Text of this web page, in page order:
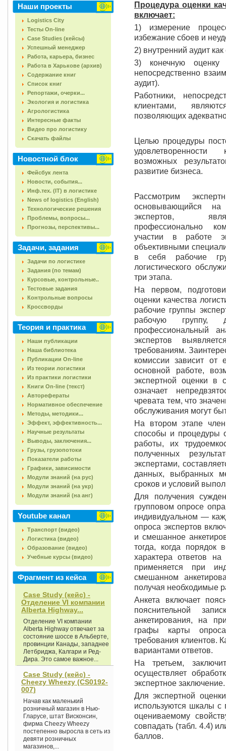
Наши проекты
Logistics City
Тесты On-line
Case Studies (кейсы)
Успешный менеджер
Работа, карьера, бизнес
Работа в Харькове (архив)
Содержание книг
Список книг
Репортажи, очерки...
Экология и логистика
Агрологистика
Интересные факты
Видео про логистику
Скачать файлы
Новостной блок
Фейсбук лента
Новости, события...
Инф.тех. (IT) в логистике
News of logistics (English)
Технологические решения
Проблемы, вопросы...
Прогнозы, перспективы...
Задачи, задания
Задачи по логистике
Задания (по темам)
Курсовые, контрольные..
Тестовые задания
Контрольные вопросы
Кроссворды
Теория и практика
Наши публикации
Наша библиотека
Публикации On-line
Из теории логистики
Из практики логистики
Книги On-line (текст)
Авторефераты
Нормативное обеспечение
Методы, методики...
Эффект, эффективность...
Научные результаты
Выводы, заключения...
Грузы, грузопотоки
Показатели работы
Графики, зависимости
Модули знаний (на рус)
Модули знаний (на укр)
Модули знаний (на анг)
Youtube канал
Транспорт (видео)
Логистика (видео)
Образование (видео)
Учебные курсы (видео)
Фрагмент из кейса
Case Study (кейс) -
Отделение VI компании
Alberta Highway...
Отделение VI компании
Alberta Highway отвечает за
состояние шоссе в Альберте,
провинции Канады, западнее
Летбриджа, Калгари и Ред-
Дира. Это самое важное...
Case Study (кейс) -
Cheezy Wheezy (CS0192-
007)
Начав как маленький
розничный магазин в Нью-
Гларусе, штат Висконсин,
фирма Cheezy Wheezy
постепенно выросла в сеть из
девяти розничных
магазинов,...
Процедура оценки
включает:
1) измерение
избежание сбоев и
2) внутренний аудит
3) конечную оценку
непосредственно
аудит).
Работники,
клиентами,
позволяющих
Целью процедуры
возможных
развитие бизнеса.
Рассмотрим
основывающийся
экспертов,
профессионально
участии в работе
объективными
в себя рабочие
логистического
три этапа.
На первом,
оценки качества
рабочие группы
рабочую группу,
профессиональный
экспертов
требованиям.
комиссии зависит от
основной работе,
экспертной оценки в
означает
чревата тем, что
обслуживания могут
На втором этапе
способы и процедуры
работы, их
полученных
экспертами,
данных, выбранных
сроков и условий
Для получения
групповом опросе
индивидуальном —
опроса экспертов
и смешанное
тогда, когда порядок
характера ответов
применяется при
смешанном
получая необходимые
Анкета включает
пояснительной
анкетирования, на
графы карты
требования клиентов.
вариантами ответов.
На третьем,
осуществляет
экспертное заключение.
Для экспертной
используются шкалы с
оцениваемому
совпадать (табл. 4.4)
баллов.